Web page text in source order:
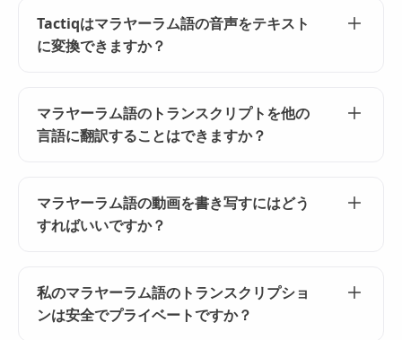
Tactiq Chrome拡張機能をインストールして会議に
参加し、言語としてマラヤーラム語を選択しま
す。Tactiq はリアルタイムで文字起こしを行いま
Tactiqはマラヤーラム語の音声をテキスト
に変換できますか？
シームレスに転記できます。音声ファイルをアッ
プロードするだけで、あとはTactiqのAIが処理し、
正確なマラヤーラム語のトランスクリプトを提供
マラヤーラム語のトランスクリプトを他の
言語に翻訳することはできますか？
リプトを60種類以上の言語に翻訳できるため、会
議のインサイトを海外のチームと簡単に共有でき
ます。
マラヤーラム語の動画を書き写すにはどう
すればいいですか？
（MP4やMovなどのフォーマットを最大2GBまで
サポート）。Tactiq はマラヤーラム語の音声をテ
キストに自動的に書き起こし、レビューできるよ
私のマラヤーラム語のトランスクリプショ
ンは安全でプライベートですか？